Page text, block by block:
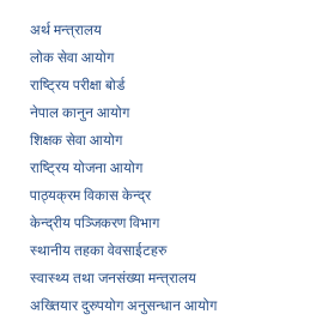
अर्थ मन्त्रालय
लोक सेवा आयोग
राष्ट्रिय परीक्षा बोर्ड
नेपाल कानुन आयोग
शिक्षक सेवा आयोग
राष्ट्रिय योजना आयोग
पाठ्यक्रम विकास केन्द्र
केन्द्रीय पञ्जिकरण विभाग
स्थानीय तहका वेवसाईटहरु
स्वास्थ्य तथा जनसंख्या मन्त्रालय
अख्तियार दुरुपयोग अनुसन्धान आयोग